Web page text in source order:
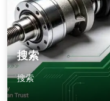
เต็นท์รถ
搜索
搜索
搜索